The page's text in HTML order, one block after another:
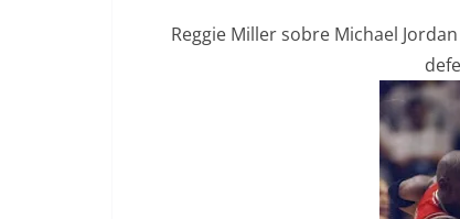
Reggie Miller sobre Michael